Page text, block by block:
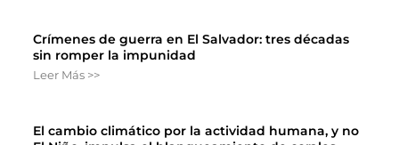
Crímenes de guerra en El Salvador: tres décadas
sin romper la impunidad
Leer Más >>
El cambio climático por la actividad humana, y no